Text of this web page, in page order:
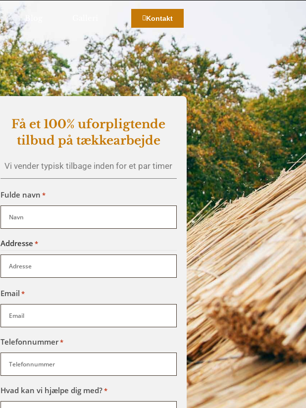
Kontakt
Få et 100% uforpligtende
tilbud på tækkearbejde
Vi vender typisk tilbage inden for et par timer
Fulde navn *
Addresse *
Email *
Telefonnummer*
Hvad kan vi hjælpe dig med?*